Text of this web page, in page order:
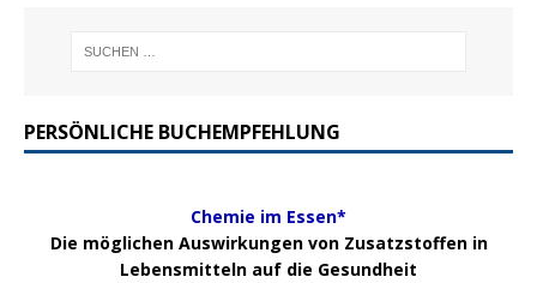
PERSÖNLICHE BUCHEMPFEHLUNG
Chemie im Essen*
Die möglichen Auswirkungen von Zusatzstoffen in
Lebensmitteln auf die Gesundheit